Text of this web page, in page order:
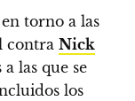
torno a las
contra Nick
las que se
los